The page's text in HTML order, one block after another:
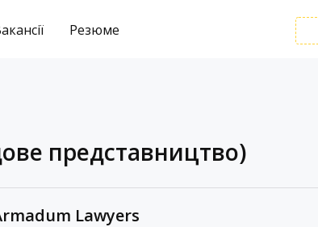
Резюме
представництво)
Lawyers